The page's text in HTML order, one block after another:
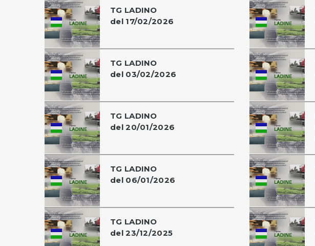
TG LADINO
del 17/02/2026
TG LADINO
del 03/02/2026
TG LADINO
del 20/01/2026
TG LADINO
del 06/01/2026
TG LADINO
del 23/12/2025